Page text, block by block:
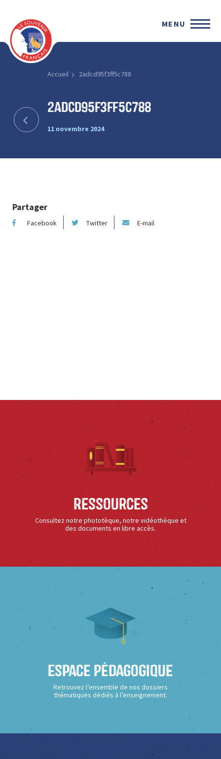
MENU
Accueil 2adcd95f3ff5c788
2adcd95f3ff5c788
11 novembre 2024
Partager
Facebook Twitter E-mail
Ressources
Consultez notre phototèque, notre vidéothèque et
des documents en libre accès.
Espace Pédagogique
Retrouvez l’ensemble de nos dossiers
thématiques dédiés à l’enseignement.